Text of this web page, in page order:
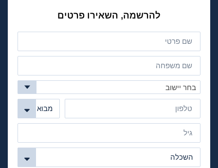
להרשמה, השאירו פרטים
בחר יישוב